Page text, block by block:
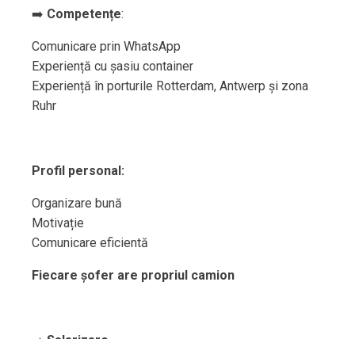
➡️ Competențe:
Comunicare prin WhatsApp
Experiență cu șasiu container
Experiență în porturile Rotterdam, Antwerp și zona
Ruhr
Profil personal:
Organizare bună
Motivație
Comunicare eficientă
Fiecare șofer are propriul camion